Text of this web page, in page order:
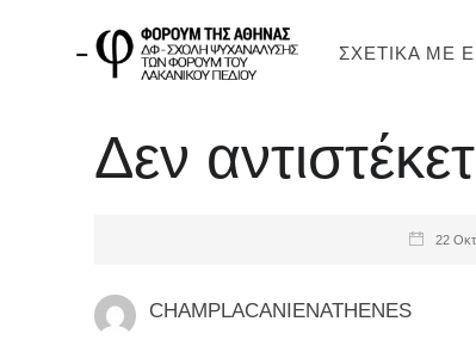
ΣΧΕΤΙΚΑ ΜΕ
Δεν
22
CHAMPLACANIENATHENES